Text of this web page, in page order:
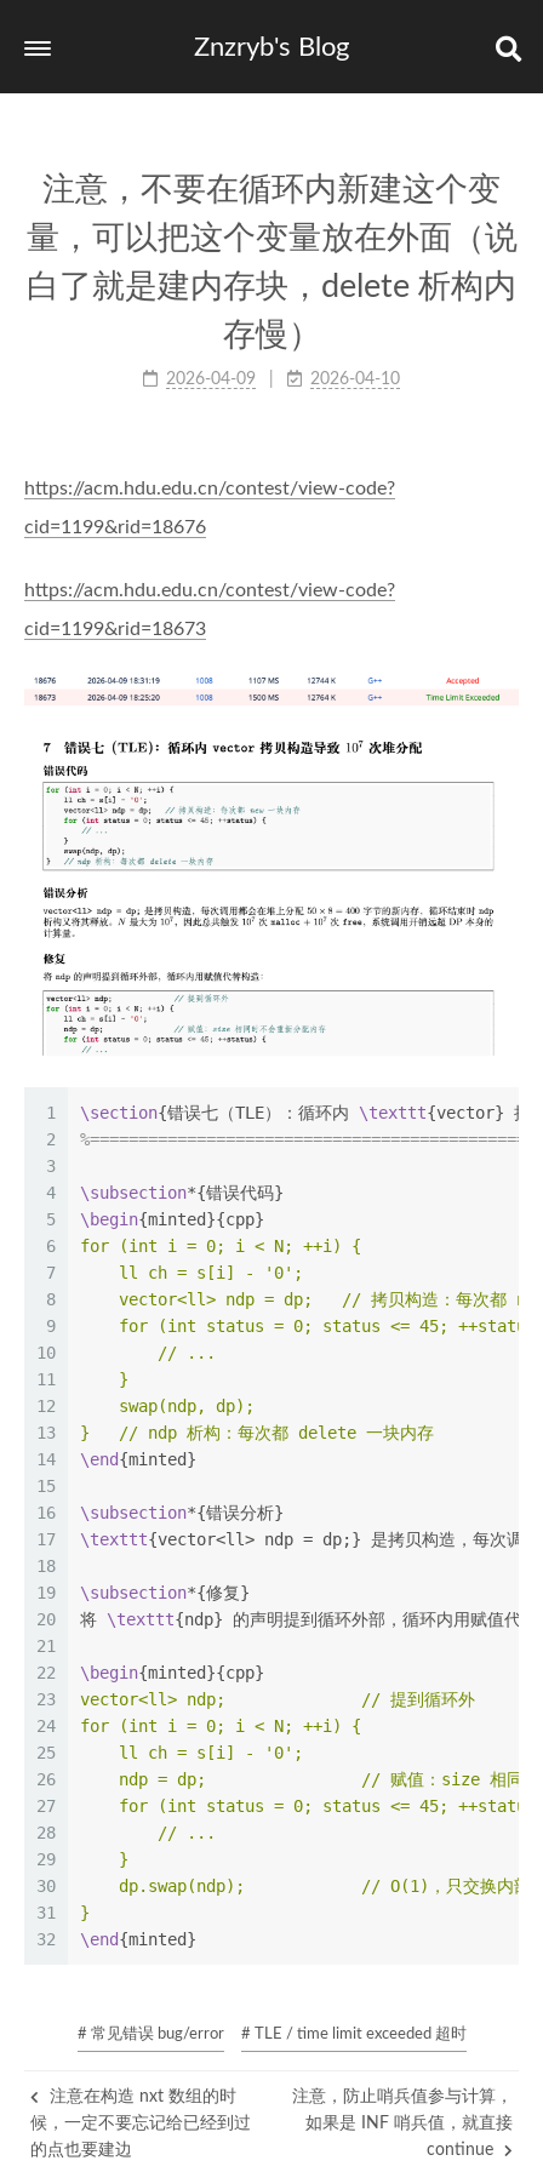
Znzryb's Blog
注意，不要在循环内新建这个变
量，可以把这个变量放在外面（说
白了就是建内存块，delete 析构内
存慢）
2026-04-09 2026-04-10
https://acm.hdu.edu.cn/contest/view-code?
cid=1199&rid=18676
https://acm.hdu.edu.cn/contest/view-code?
cid=1199&rid=18673
1
2
3
4
5
6
7
8
9
10
11
12
13
14
15
16
17
18
19
20
21
22
23
24
25
26
27
28
29
30
31
32
\section{错误七（TLE）：循环内 \texttt{vector} 拷
\subsection*{错误代码}
\begin{minted}{cpp}
for (int i = 0; i < N; ++i) {
    ll ch = s[i] - '0';
vector<ll> ndp = dp;   // 拷贝构造：每次都
for (int status = 0; status <= 45;
        // ...
    }
    swap(ndp, dp);
}   // ndp 析构：每次都 delete 一块内存
\end{minted}
\subsection*{错误分析}
\texttt{vector<ll> ndp = dp;} 是拷贝构造，每次调用
\subsection*{修复}
将 \texttt{ndp} 的声明提到循环外部，循环内用赋值代替
\begin{minted}{cpp}
vector<ll> ndp;              // 提到循环外
for (int i = 0; i < N; ++i) {
    ll ch = s[i] - '0';
ndp = dp;                // 赋值：size 相同时
for (int status = 0; status <= 45;
        // ...
    }
dp.swap(ndp);            // O(1)，只交换内部
}
\end{minted}
# 常见错误 bug/error # TLE / time limit exceeded 超时
注意在构造 nxt 数组的时
候，一定不要忘记给已经到过
的点也要建边
注意，防止哨兵值参与计算，
如果是 INF 哨兵值，就直接
continue